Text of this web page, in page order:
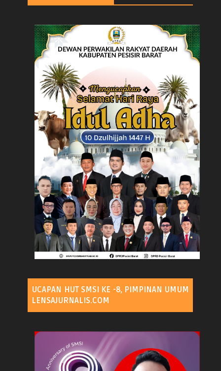
UCAPAN HUT SMSI KE -8, PIMPINAN UMUM
LENSAJURNALIS.COM